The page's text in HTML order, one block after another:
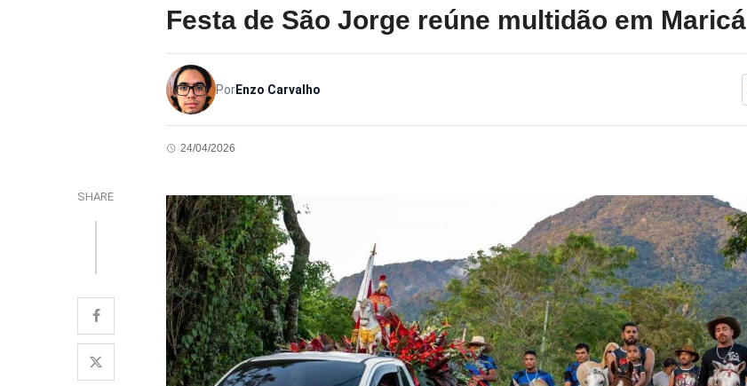
Festa de São Jorge reúne multidão em Maricá
PorEnzo Carvalho
24/04/2026
SHARE